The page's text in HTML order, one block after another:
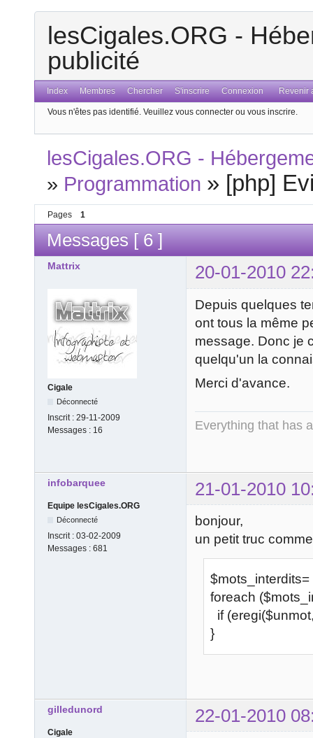
lesCigales.ORG -
publicité
Index Membres Chercher S'inscrire Connexion Revenir
Vous n'êtes pas identifié. Veuillez vous connecter ou vous inscrire.
lesCigales.ORG -
» Programmation » [php]
Pages 1
Messages [ 6 ]
Mattrix 20-01-2010
Cigale
Déconnecté
Inscrit : 29-11-2009
Messages : 16
Depuis quelques
ont tous la même
message. Donc je
quelqu'un la
Merci d'avance.
Everything that has
infobarquee 21-01-2010
Equipe lesCigales.ORG
Déconnecté
Inscrit : 03-02-2009
Messages : 681
bonjour,
un petit truc
foreach
if
}
gilledunord 22-01-2010
Cigale